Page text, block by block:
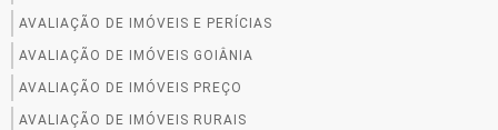
AVALIAÇÃO DE IMÓVEIS E PERÍCIAS
AVALIAÇÃO DE IMÓVEIS GOIÂNIA
AVALIAÇÃO DE IMÓVEIS PREÇO
AVALIAÇÃO DE IMÓVEIS RURAIS